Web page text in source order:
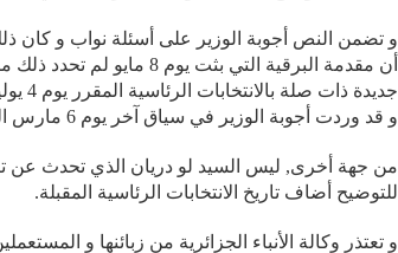
أن مقدمة البرقية التي بثت
جديدة ذات صلة بالانتخابات الرئاسية المقرر يوم 4 يوليو القادم.
و قد وردت أجوبة الوزير في سياق آخر يوم 6 مارس الماضي.
للتوضيح أضاف تاريخ الانتخابات الرئاسية المقبلة.
و تعتذر وكالة الأنباء الجزائرية من زبائنها و